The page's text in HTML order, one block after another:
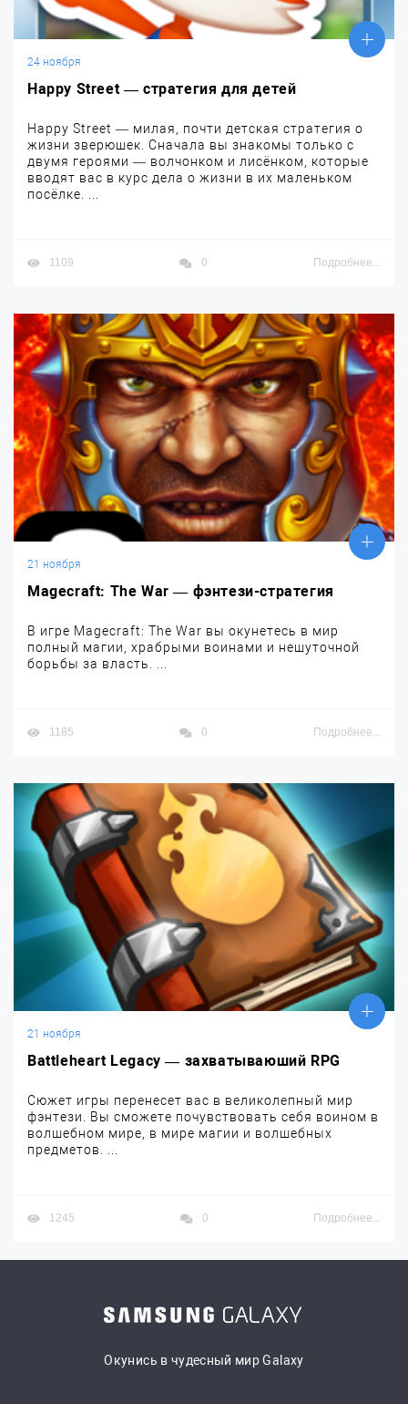
24 ноября
Happy Street — стратегия для детей
Happy Street — милая, почти детская стратегия о
жизни зверюшек. Сначала вы знакомы только с
двумя героями — волчонком и лисёнком, которые
вводят вас в курс дела о жизни в их маленьком
посёлке. ...
1109 0 Подробнее...
21 ноября
Magecraft: The War — фэнтези-стратегия
В игре Magecraft: The War вы окунетесь в мир
полный магии, храбрыми воинами и нешуточной
борьбы за власть. ...
1185 0 Подробнее...
21 ноября
Battleheart Legacy — захватываюший RPG
Сюжет игры перенесет вас в великолепный мир
фэнтези. Вы сможете почувствовать себя воином в
волшебном мире, в мире магии и волшебных
предметов. ...
1245 0 Подробнее...
Окунись в чудесный мир Galaxy